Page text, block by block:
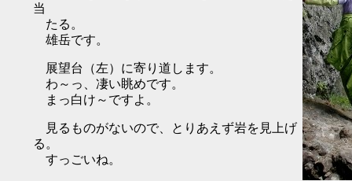
当
たる。
雄岳です。
展望台（左）に寄り道します。
わ～っ、凄い眺めです。
まっ白け～ですよ。
見るものがないので、とりあえず岩を見上げ
る。
すっごいね。